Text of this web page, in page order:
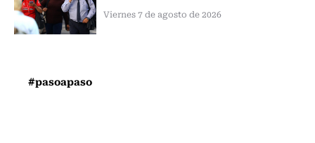
Viernes 7 de agosto de 2026
#pasoapaso